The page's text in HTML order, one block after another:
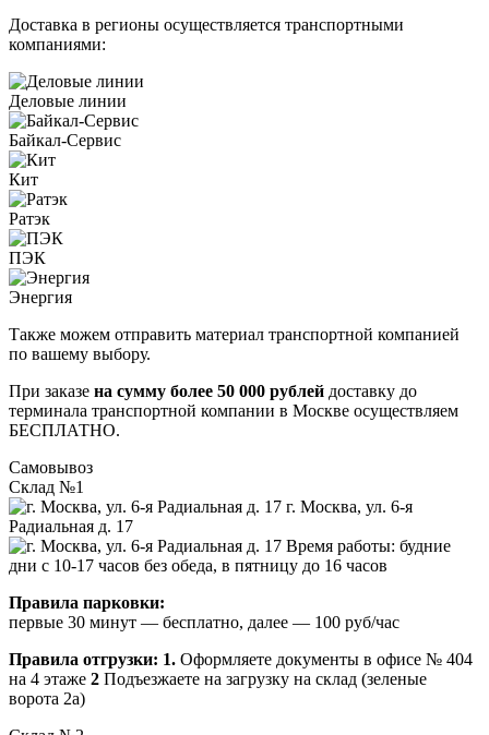
Доставка в регионы осуществляется транспортными
компаниями:
Деловые линии
Байкал-Сервис
Кит
Ратэк
ПЭК
Энергия
Также можем отправить материал транспортной компанией
по вашему выбору.
При заказе на сумму более 50 000 рублей доставку до
терминала транспортной компании в Москве осуществляем
БЕСПЛАТНО.
Самовывоз
Склад №1
г. Москва, ул. 6-я
Радиальная д. 17
Время работы: будние
дни с 10-17 часов без обеда, в пятницу до 16 часов
Правила парковки:
первые 30 минут — бесплатно, далее — 100 руб/час
Правила отгрузки: 1. Оформляете документы в офисе № 404
на 4 этаже 2 Подъезжаете на загрузку на склад (зеленые
ворота 2а)